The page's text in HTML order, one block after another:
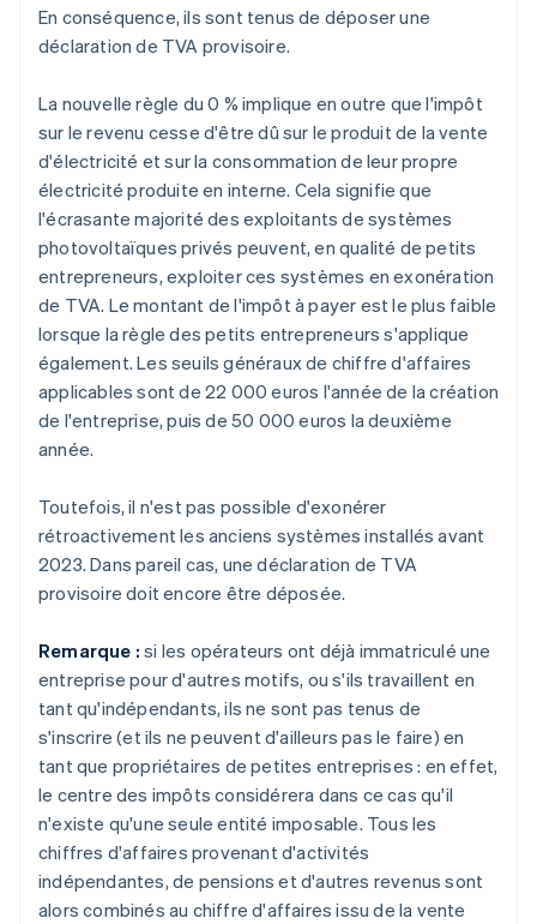
En conséquence, ils sont tenus de déposer une
déclaration de TVA provisoire.
La nouvelle règle du 0 % implique en outre que l'impôt
sur le revenu cesse d'être dû sur le produit de la vente
d'électricité et sur la consommation de leur propre
électricité produite en interne. Cela signifie que
l'écrasante majorité des exploitants de systèmes
photovoltaïques privés peuvent, en qualité de petits
entrepreneurs, exploiter ces systèmes en exonération
de TVA. Le montant de l'impôt à payer est le plus faible
lorsque la règle des petits entrepreneurs s'applique
également. Les seuils généraux de chiffre d'affaires
applicables sont de 22 000 euros l'année de la création
de l'entreprise, puis de 50 000 euros la deuxième
année.
Toutefois, il n'est pas possible d'exonérer
rétroactivement les anciens systèmes installés avant
2023. Dans pareil cas, une déclaration de TVA
provisoire doit encore être déposée.
Remarque : si les opérateurs ont déjà immatriculé une
entreprise pour d'autres motifs, ou s'ils travaillent en
tant qu'indépendants, ils ne sont pas tenus de
s'inscrire (et ils ne peuvent d'ailleurs pas le faire) en
tant que propriétaires de petites entreprises : en effet,
le centre des impôts considérera dans ce cas qu'il
n'existe qu'une seule entité imposable. Tous les
chiffres d'affaires provenant d'activités
indépendantes, de pensions et d'autres revenus sont
alors combinés au chiffre d'affaires issu de la vente